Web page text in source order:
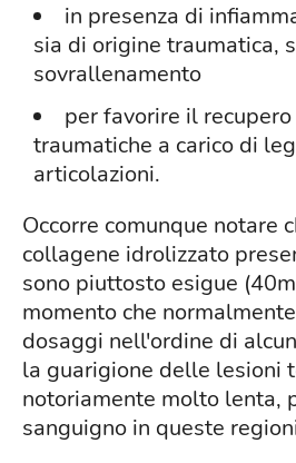
in presenza di
sia di origine traumatica,
sovrallenamento
per favorire il
traumatiche a carico di
articolazioni.
Occorre comunque notare
collagene idrolizzato
sono piuttosto esigue
momento che
dosaggi nell'ordine di
la guarigione delle lesioni
notoriamente molto lenta,
sanguigno in queste